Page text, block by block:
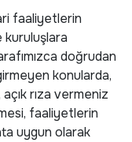
faaliyetlerin
kuruluşlara
doğrudan
konularda,
rıza vermeniz
faaliyetlerin
uygun olarak